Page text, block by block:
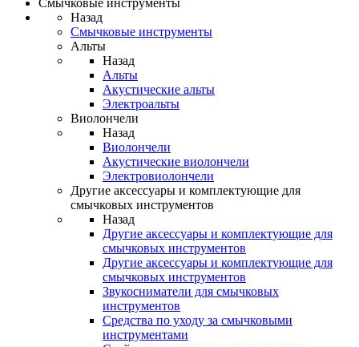
Смычковые инструменты
Назад
Смычковые инструменты
Альты
Назад
Альты
Акустические альты
Электроальты
Виолончели
Назад
Виолончели
Акустические виолончели
Электровиолончели
Другие аксессуары и комплектующие для
смычковых инструментов
Назад
Другие аксессуары и комплектующие для
смычковых инструментов
Другие аксессуары и комплектующие для
смычковых инструментов
Звукосниматели для смычковых
инструментов
Средства по уходу за смычковыми
инструментами